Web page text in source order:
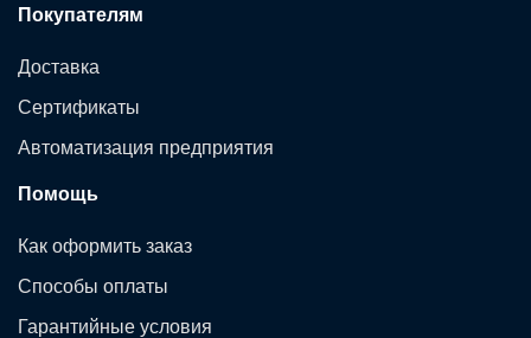
Покупателям
Доставка
Сертификаты
Автоматизация предприятия
Помощь
Как оформить заказ
Способы оплаты
Гарантийные условия